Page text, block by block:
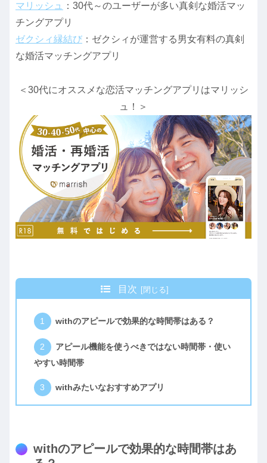
マリッシュ
：30代～のユーザーが多い真剣な婚活マッ
チングアプリ
ゼクシィ縁結び ：ゼクシィが運営する男女有料の真剣
な婚活マッチングアプリ
＜30代にオススメな恋活マッチングアプリはマリッシ
ュ！＞
目次
withのアピールで効果的な時間帯はある？
アピール機能を使うべきではない時間帯・使い
やすい時間帯
withみたいなおすすめアプリ
withのアピールで効果的な時間帯はあ